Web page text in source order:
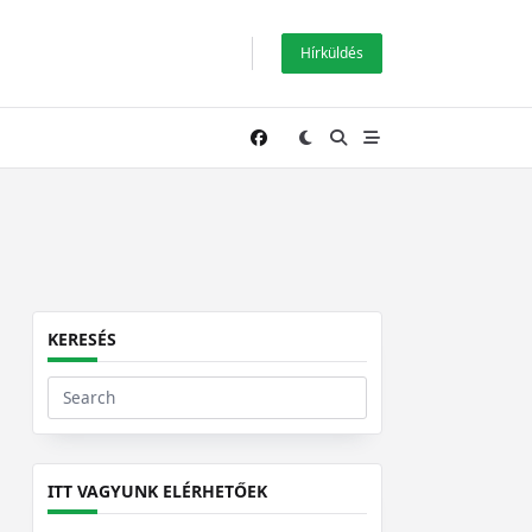
Hírküldés
KERESÉS
Search
for:
ITT VAGYUNK ELÉRHETŐEK